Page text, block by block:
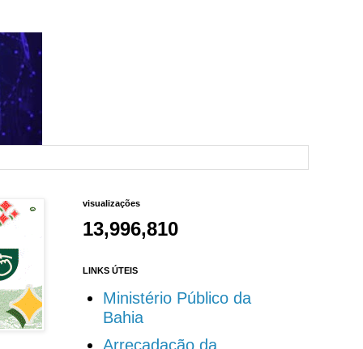
visualizações
13,996,810
LINKS ÚTEIS
Ministério Público da
Bahia
Arrecadação da